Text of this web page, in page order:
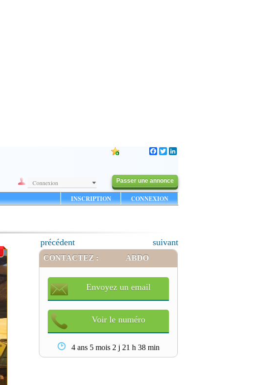
Connexion
Facebook
Twitter
Passer une annonce
CONNEXION
INSCRIPTION
précédent suivant
CONTACTEZ : ABDO
Envoyez un email
Voir le numéro
4 ans 5 mois 2 j 21 h 38 min